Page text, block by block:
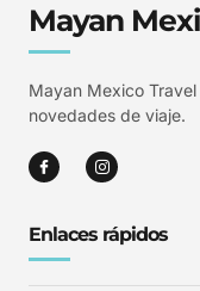
Mayan
Mayan Mexico
novedades de viaje.
Enlaces rápidos